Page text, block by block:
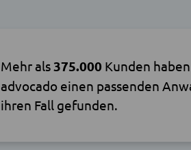
Mehr als375.000 Kunden
advocado einen passenden
ihren Fall gefunden.